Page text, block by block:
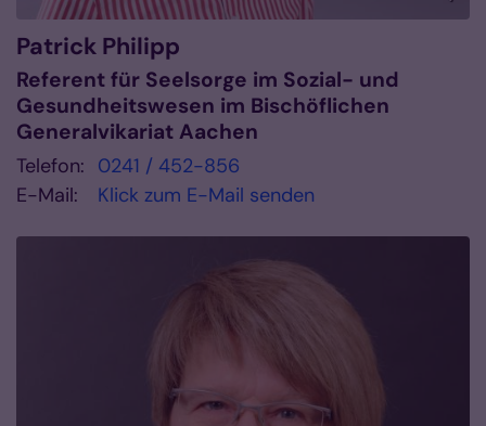
Patrick Philipp
Referent für Seelsorge im Sozial- und
Gesundheitswesen im Bischöflichen
Generalvikariat Aachen
Telefon: 0241 / 452-856
E-Mail:
Klick zum E-Mail senden